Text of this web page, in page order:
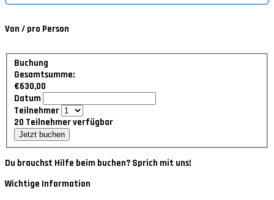
Von / pro Person
Buchung
Gesamtsumme:
€630,00
Datum
Teilnehmer
20 Teilnehmer verfügbar
Jetzt buchen
Du brauchst Hilfe beim buchen? Sprich mit uns!
Wichtige Information